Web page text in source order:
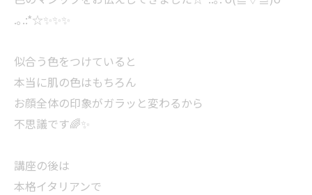
.｡.:*☆✨✨✨
似合う色をつけていると
本当に肌の色はもちろん
お顔全体の印象がガラッと変わるから
不思議です🌈✨
講座の後は
本格イタリアンで